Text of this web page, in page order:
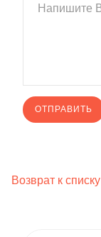
Возврат к списку